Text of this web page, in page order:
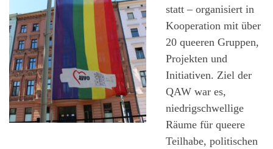
statt – organisiert in
Kooperation mit über
20 queeren Gruppen,
Projekten und
Initiativen. Ziel der
QAW war es,
niedrigschwellige
Räume für queere
Teilhabe, politischen